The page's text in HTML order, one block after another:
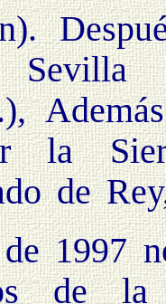
Sevilla
la
de
1997
de